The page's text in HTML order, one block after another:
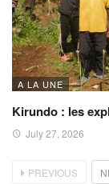
A LA UNE
Kirundo : les
July 27, 2026
PREVIOUS